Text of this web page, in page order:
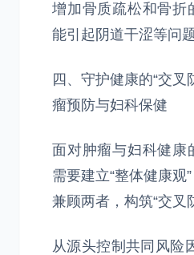
增加骨质疏松和骨折
能引起阴道干涩等问题
四、守护健康的“交叉
瘤预防与妇科保健
面对肿瘤与妇科健康
需要建立“整体健康观
兼顾两者，构筑“交叉
从源头控制共同风险